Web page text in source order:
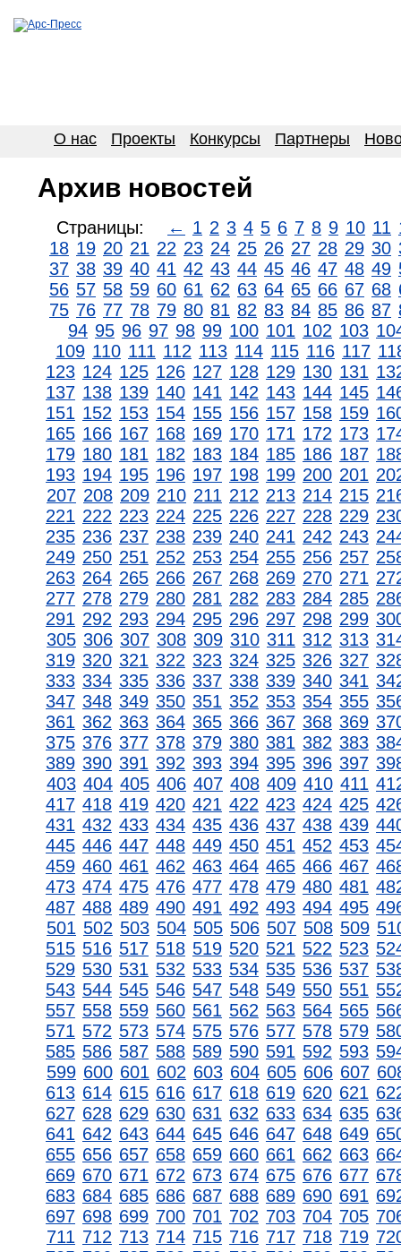
О нас Проекты Конкурсы Партнеры
Архив новостей
Страницы: ← 1 2 3 4 5 6 7 8 9 10 11
18 19 20 21 22 23 24 25 26 27 28 29 30
37 38 39 40 41 42 43 44 45 46 47 48 49
56 57 58 59 60 61 62 63 64 65 66 67 68
75 76 77 78 79 80 81 82 83 84 85 86 87
94 95 96 97 98 99 100 101 102 103
109 110 111 112 113 114 115 116 117
123 124 125 126 127 128 129 130 131
137 138 139 140 141 142 143 144 145
151 152 153 154 155 156 157 158 159
165 166 167 168 169 170 171 172 173
179 180 181 182 183 184 185 186 187
193 194 195 196 197 198 199 200 201
207 208 209 210 211 212 213 214 215
221 222 223 224 225 226 227 228 229
235 236 237 238 239 240 241 242 243
249 250 251 252 253 254 255 256 257
263 264 265 266 267 268 269 270 271
277 278 279 280 281 282 283 284 285
291 292 293 294 295 296 297 298 299
305 306 307 308 309 310 311 312 313
319 320 321 322 323 324 325 326 327
333 334 335 336 337 338 339 340 341
347 348 349 350 351 352 353 354 355
361 362 363 364 365 366 367 368 369
375 376 377 378 379 380 381 382 383
389 390 391 392 393 394 395 396 397
403 404 405 406 407 408 409 410 411
417 418 419 420 421 422 423 424 425
431 432 433 434 435 436 437 438 439
445 446 447 448 449 450 451 452 453
459 460 461 462 463 464 465 466 467
473 474 475 476 477 478 479 480 481
487 488 489 490 491 492 493 494 495
501 502 503 504 505 506 507 508 509
515 516 517 518 519 520 521 522 523
529 530 531 532 533 534 535 536 537
543 544 545 546 547 548 549 550 551
557 558 559 560 561 562 563 564 565
571 572 573 574 575 576 577 578 579
585 586 587 588 589 590 591 592 593
599 600 601 602 603 604 605 606 607
613 614 615 616 617 618 619 620 621
627 628 629 630 631 632 633 634 635
641 642 643 644 645 646 647 648 649
655 656 657 658 659 660 661 662 663
669 670 671 672 673 674 675 676 677
683 684 685 686 687 688 689 690 691
697 698 699 700 701 702 703 704 705
711 712 713 714 715 716 717 718 719